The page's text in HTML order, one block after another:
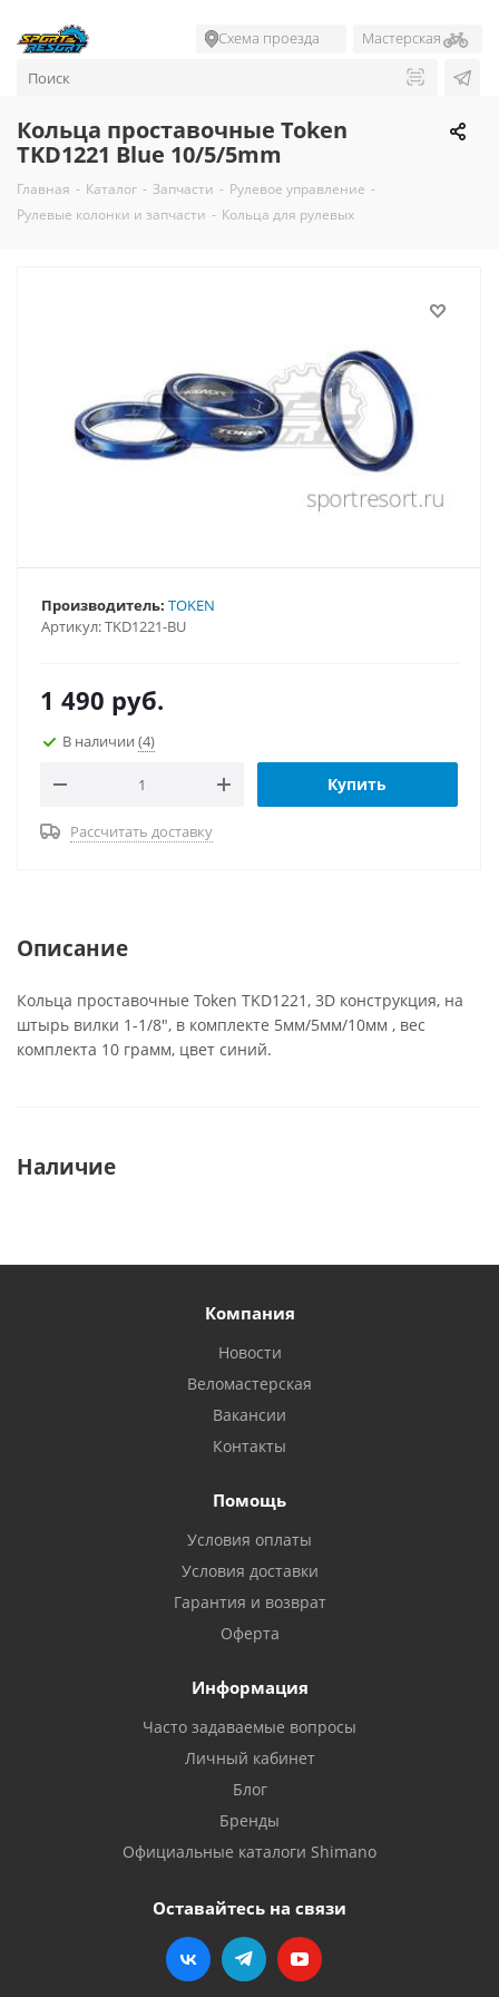
Схема проезда Мастерская
Кольца проставочные Token
TKD1221 Blue 10/5/5mm
Главная - Каталог - Запчасти - Рулевое управление -
Рулевые колонки и запчасти - Кольца для рулевых
Артикул:TKD1221-BU
Производитель: TOKEN
1 490 руб.
В наличии (4)
Купить
Рассчитать доставку
Описание
Кольца проставочные Token TKD1221, 3D конструкция, на
штырь вилки 1-1/8", в комплекте 5мм/5мм/10мм , вес
комплекта 10 грамм, цвет синий.
Наличие
Компания
Новости
Веломастерская
Вакансии
Контакты
Помощь
Условия оплаты
Условия доставки
Гарантия и возврат
Оферта
Информация
Часто задаваемые вопросы
Личный кабинет
Блог
Бренды
Официальные каталоги Shimano
Оставайтесь на связи